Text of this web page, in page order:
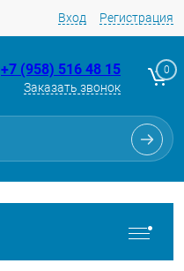
Вход Регистрация
+7 (958) 516 48 15
Заказать звонок
0